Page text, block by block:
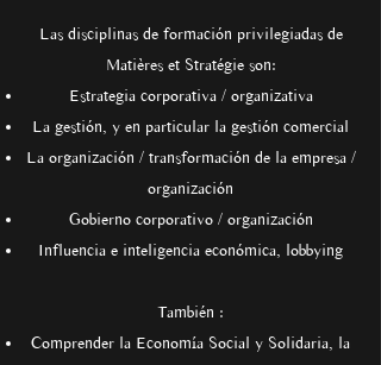
Las disciplinas de formación privilegiadas de
Matières et Stratégie son:
Estrategia corporativa / organizativa
La gestión, y en particular la gestión comercial
La organización / transformación de la empresa /
organización
Gobierno corporativo / organización
Influencia e inteligencia económica, lobbying
También :
Comprender la Economía Social y Solidaria, la